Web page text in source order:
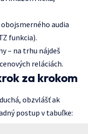
audia
funkcia).
– na trhu nájdeš
reláciách.
za krokom
obzvlášť ak
postup v tabuľke: